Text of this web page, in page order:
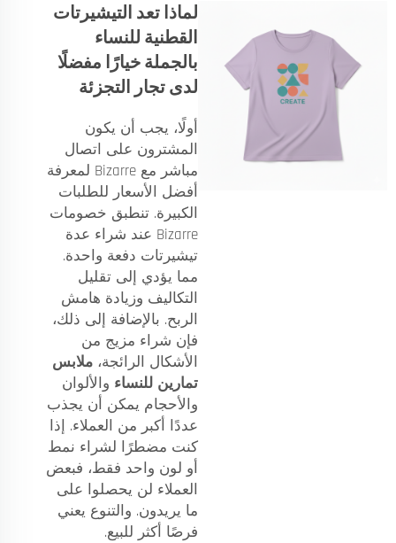
لماذا تعد التيشيرتات
القطنية للنساء
بالجملة خيارًا مفضلًا
لدى تجار التجزئة
أولًا، يجب أن يكون
المشترون على اتصال
مباشر مع Bizarre لمعرفة
أفضل الأسعار للطلبات
الكبيرة. تنطبق خصومات
Bizarre عند شراء عدة
تيشيرتات دفعة واحدة.
مما يؤدي إلى تقليل
التكاليف وزيادة هامش
الربح. بالإضافة إلى ذلك،
فإن شراء مزيج من
الأشكال الرائجة، ملابس
تمارين للنساء والألوان
والأحجام يمكن أن يجذب
عددًا أكبر من العملاء. إذا
كنت مضطرًا لشراء نمط
أو لون واحد فقط، فبعض
العملاء لن يحصلوا على
ما يريدون. والتنوع يعني
فرصًا أكثر للبيع.